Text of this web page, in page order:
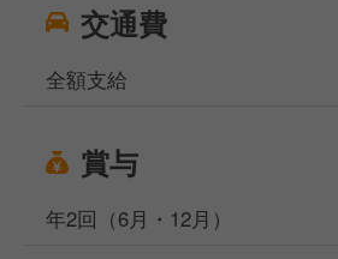
交通費
全額支給
賞与
年2回（6月・12月）